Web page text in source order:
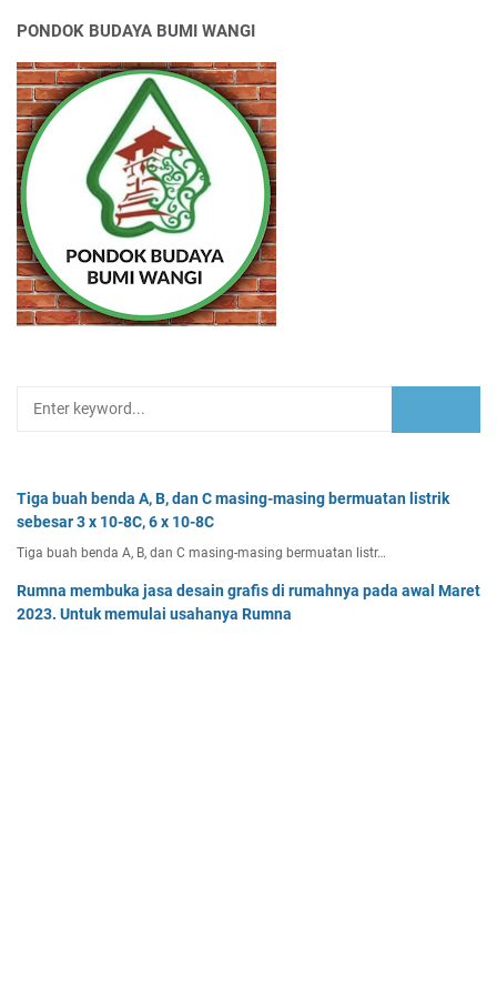
PONDOK BUDAYA BUMI WANGI
Tiga buah benda A, B, dan C masing-masing bermuatan listrik
sebesar 3 x 10-8C, 6 x 10-8C
Tiga buah benda A, B, dan C masing-masing bermuatan listr…
Rumna membuka jasa desain grafis di rumahnya pada awal Maret
2023. Untuk memulai usahanya Rumna